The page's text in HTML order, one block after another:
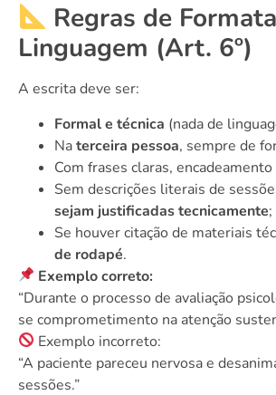
Regras de
Linguagem (Art. 6º)
A escrita deve ser:
Formal e técnica (nada de
Naterceira pessoa, sempre de
Com frases claras,
Sem descrições literais de
sejam justificadas tecnicamente;
Se houver citação de materiais
de rodapé.
Exemplo correto:
“Durante o processo de avaliação
se comprometimento na atenção
Exemplo incorreto:
“A paciente pareceu nervosa e
sessões.”